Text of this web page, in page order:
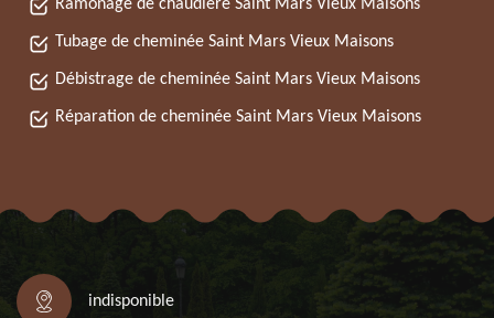
Ramonage de chaudière Saint Mars Vieux Maisons
Tubage de cheminée Saint Mars Vieux Maisons
Débistrage de cheminée Saint Mars Vieux Maisons
Réparation de cheminée Saint Mars Vieux Maisons
indisponible